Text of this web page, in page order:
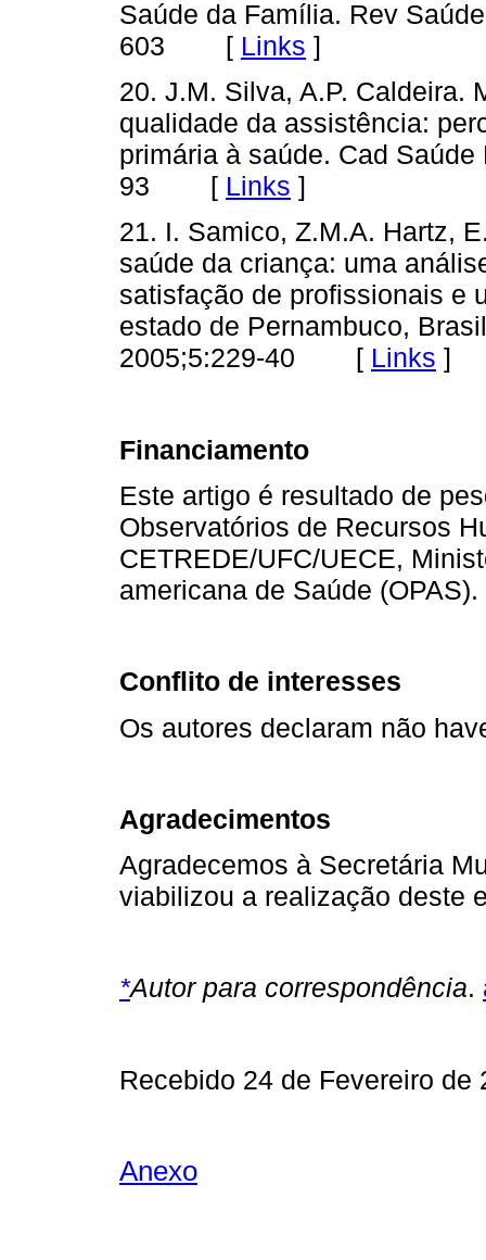
Saúde da Família. Rev
603 [ Links ]
20. J.M. Silva, A.P. Caldeira.
qualidade da assistência:
primária à saúde. Cad
93 [ Links ]
21. I. Samico, Z.M.A. Hartz,
saúde da criança: uma
satisfação de profissionais e
estado de Pernambuco,
2005;5:229-40 [ Links ]
Financiamento
Este artigo é resultado de
Observatórios de Recursos
CETREDE/UFC/UECE,
americana de Saúde (OPAS).
Conflito de interesses
Os autores declaram não
Agradecimentos
Agradecemos à Secretária
viabilizou a realização deste
*Autor para correspondência.
Recebido 24 de Fevereiro
Anexo